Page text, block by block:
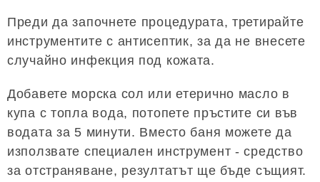
Преди да започнете процедурата, третирайте
инструментите с антисептик, за да не внесете
случайно инфекция под кожата.
Добавете морска сол или етерично масло в
купа с топла вода, потопете пръстите си във
водата за 5 минути. Вместо баня можете да
използвате специален инструмент - средство
за отстраняване, резултатът ще бъде същият.